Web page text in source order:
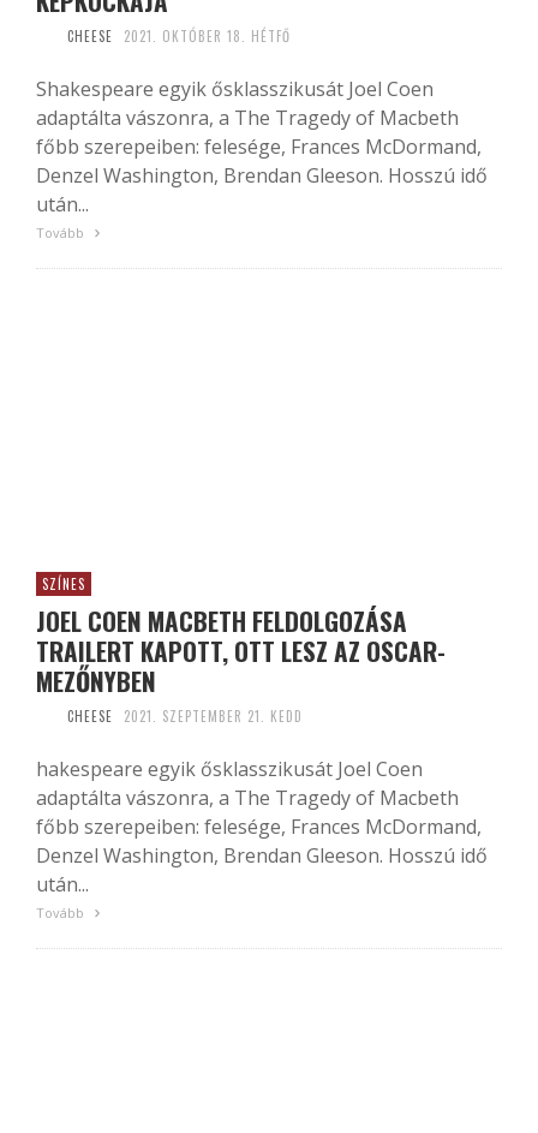
CHEESE 2021. OKTÓBER 18. HÉTFŐ
Shakespeare egyik ősklasszikusát Joel Coen
adaptálta vászonra, a The Tragedy of Macbeth
főbb szerepeiben: felesége, Frances McDormand,
Denzel Washington, Brendan Gleeson. Hosszú idő
után...
Tovább
SZÍNES
JOEL COEN MACBETH FELDOLGOZÁSA
TRAILERT KAPOTT, OTT LESZ AZ OSCAR-
MEZŐNYBEN
CHEESE 2021. SZEPTEMBER 21. KEDD
hakespeare egyik ősklasszikusát Joel Coen
adaptálta vászonra, a The Tragedy of Macbeth
főbb szerepeiben: felesége, Frances McDormand,
Denzel Washington, Brendan Gleeson. Hosszú idő
után...
Tovább